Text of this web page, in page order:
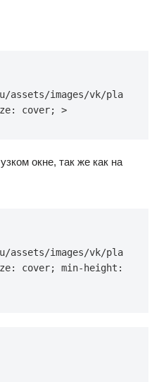
images/vk/pla
cover; >
окне, так же как на
images/vk/pla
cover; min-height: